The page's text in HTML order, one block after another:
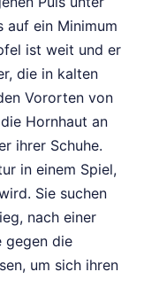
auf ein Minimum
ist weit und er
die in kalten
Vororten von
Hornhaut an
ihrer Schuhe.
in einem Spiel,
Sie suchen
nach einer
gegen die
um sich ihren